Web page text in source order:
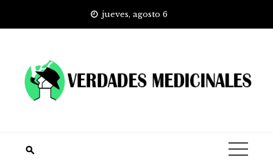
jueves, agosto 6